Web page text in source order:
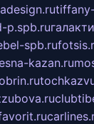
p.spb.ru
spb.ru
kazan.ru